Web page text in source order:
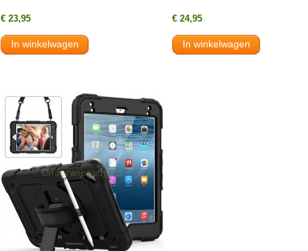
€ 23,95
In winkelwagen
€ 24,95
In winkelwagen